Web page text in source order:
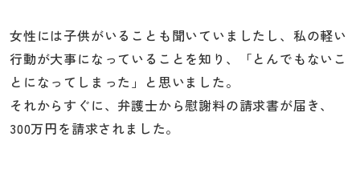
女性には子供がいることも聞いていましたし、私の軽い
行動が大事になっていることを知り、「とんでもないこ
とになってしまった」と思いました。
それからすぐに、弁護士から慰謝料の請求書が届き、
300万円を請求されました。